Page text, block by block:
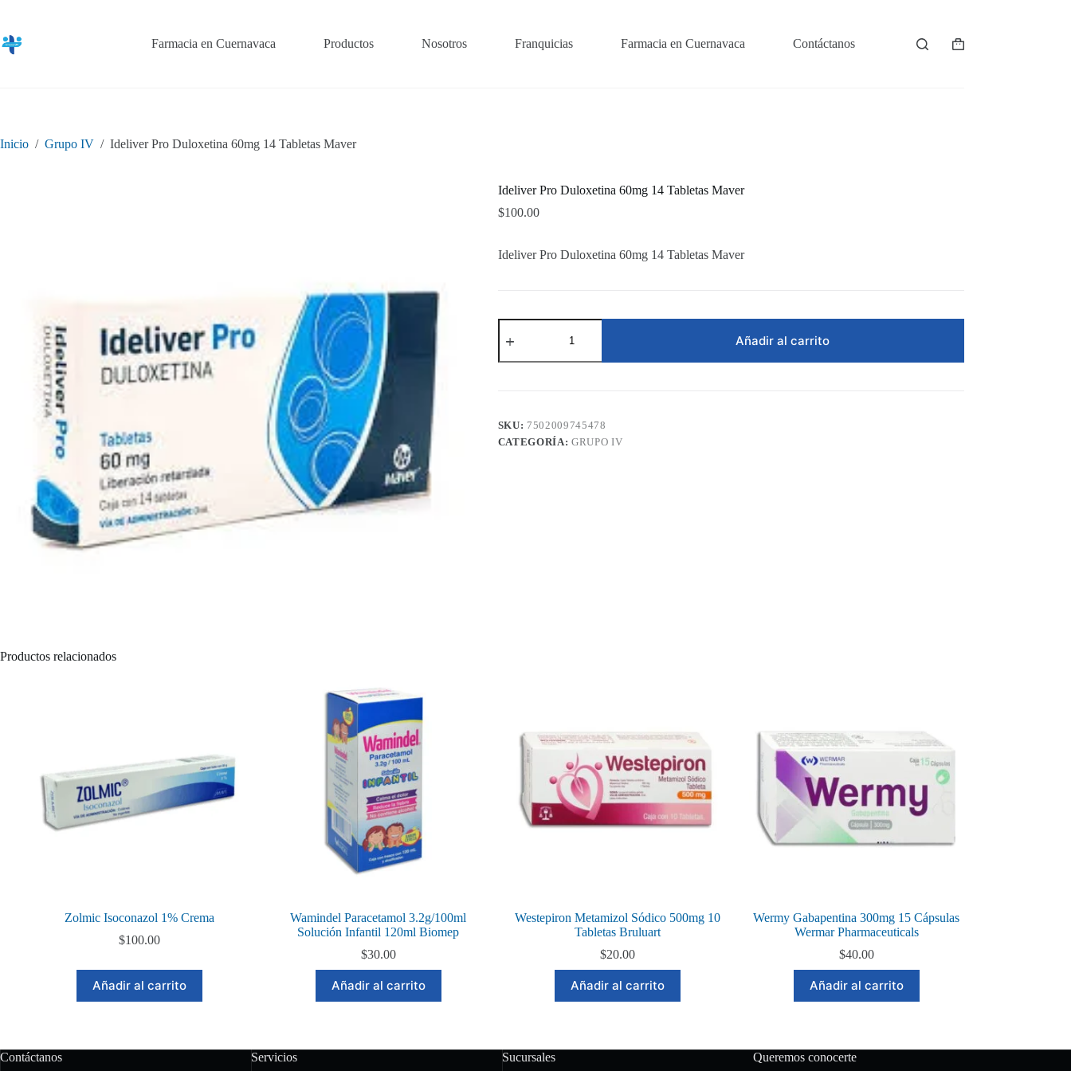
contenido
Farmacia en Cuernavaca Productos Nosotros Franquicias Farmacia en Cuernavaca Contáctanos
Shopping
Inicio / Grupo IV / Ideliver Pro Duloxetina 60mg 14 Tabletas Maver
Ideliver Pro Duloxetina 60mg 14 Tabletas Maver
$100.00
Ideliver Pro Duloxetina 60mg 14 Tabletas Maver
Ideliver
Pro
60mg
cantidad
Añadir al carrito
SKU: 7502009745478
CATEGORÍA: GRUPO IV
Productos relacionados
Zolmic Isoconazol 1% Crema
$100.00
Añadir al carrito
Wamindel Paracetamol 3.2g/100ml
Solución Infantil 120ml Biomep
$30.00
Añadir al carrito
Westepiron Metamizol Sódico 500mg 10
Tabletas Bruluart
$20.00
Añadir al carrito
Wermy Gabapentina 300mg 15 Cápsulas
Wermar Pharmaceuticals
$40.00
Añadir al carrito
Contáctanos Servicios Sucursales Queremos conocerte